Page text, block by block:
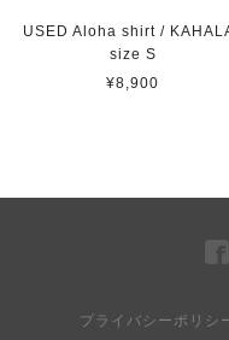
USED Aloha shirt /
size S
¥8,900
プライバシーポリシ